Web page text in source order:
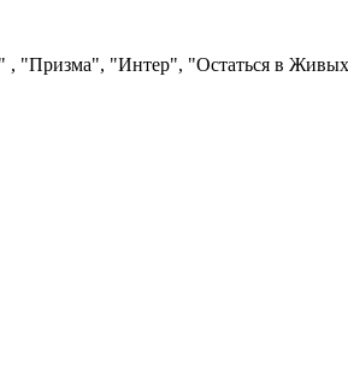
"Призма", "Интер", "Остаться в